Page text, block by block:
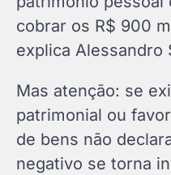
cobrar os R$ 900
explica Alessandro
Mas atenção: se
patrimonial ou
de bens não
negativo se torna